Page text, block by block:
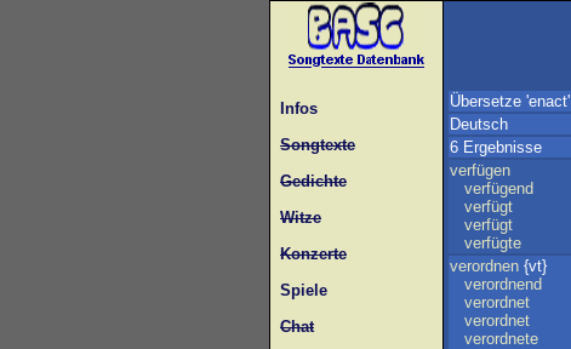
Infos
Songtexte
Gedichte
Witze
Konzerte
Spiele
Chat
Übersetze 'enact'
Deutsch
6 Ergebnisse
verfügen
verfügend
verfügt
verfügt
verfügte
verordnen {vt}
verordnend
verordnet
verordnet
verordnete